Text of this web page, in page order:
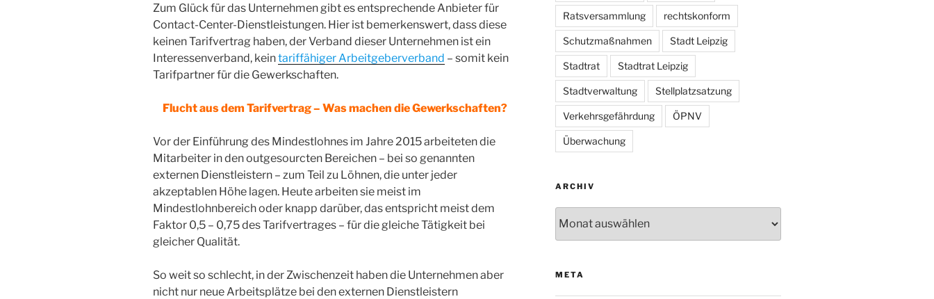
Zum Glück für das Unternehmen gibt es entsprechende Anbieter für
Contact-Center-Dienstleistungen. Hier ist bemerkenswert, dass diese
keinen Tarifvertrag haben, der Verband dieser Unternehmen ist ein
Interessenverband, keintariffähiger Arbeitgeberverband – somit kein
Tarifpartner für die Gewerkschaften.
Flucht aus dem Tarifvertrag – Was machen die Gewerkschaften?
Vor der Einführung des Mindestlohnes im Jahre 2015 arbeiteten die
Mitarbeiter in den outgesourcten Bereichen – bei so genannten
externen Dienstleistern – zum Teil zu Löhnen, die unter jeder
akzeptablen Höhe lagen. Heute arbeiten sie meist im
Mindestlohnbereich oder knapp darüber, das entspricht meist dem
Faktor 0,5 – 0,75 des Tarifvertrages – für die gleiche Tätigkeit bei
gleicher Qualität.
So weit so schlecht, in der Zwischenzeit haben die Unternehmen aber
nicht nur neue Arbeitsplätze bei den externen Dienstleistern
Ratsversammlung rechtskonform
Schutzmaßnahmen Stadt Leipzig
Stadtrat Stadtrat Leipzig
Stadtverwaltung Stellplatzsatzung
Verkehrsgefährdung ÖPNV
Überwachung
ARCHIV
META